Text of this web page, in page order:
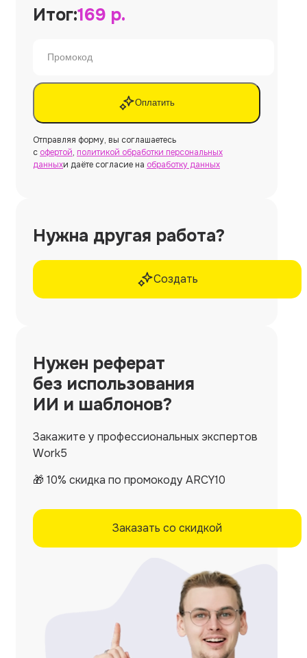
Итог:169 р.
Оплатить
Отправляя форму, вы соглашаетесь
с офертой, политикой обработки персональных
данныхи даёте согласие на обработку данных
Нужна другая работа?
Создать
Нужен реферат
без использования
ИИ и шаблонов?
Закажите у профессиональных экспертов
Work5
🎁 10% скидка по промокоду ARCY10
Заказать со скидкой